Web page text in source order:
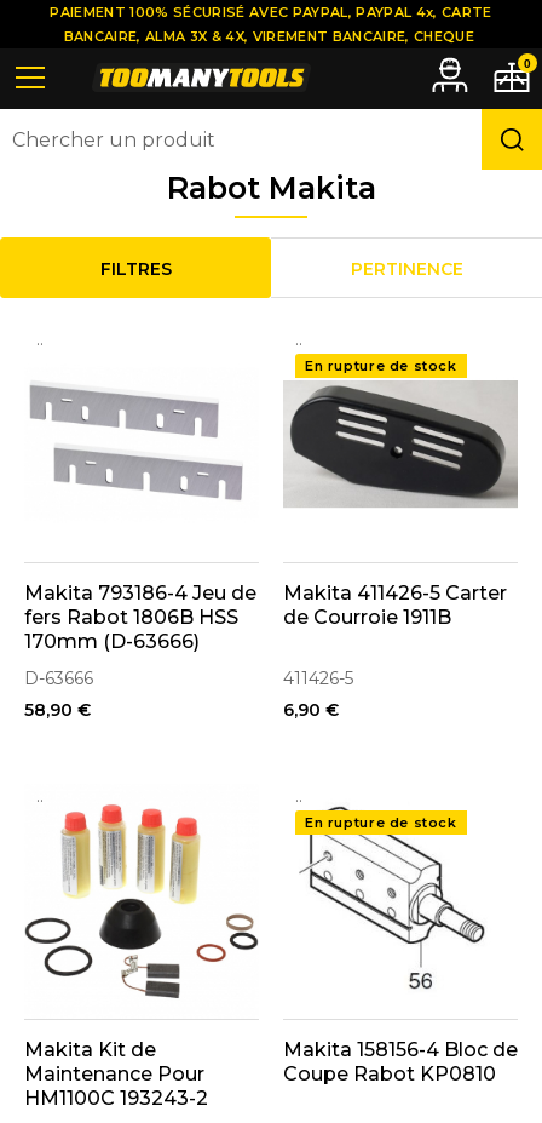
Rabot Makita
FILTRES PERTINENCE
..
Makita 793186-4 Jeu de
fers Rabot 1806B HSS
170mm (D-63666)
D-63666
58,90 €
..
En rupture de stock
Makita 411426-5 Carter
de Courroie 1911B
411426-5
6,90 €
..
Makita Kit de
Maintenance Pour
HM1100C 193243-2
..
En rupture de stock
Makita 158156-4 Bloc de
Coupe Rabot KP0810
PAIEMENT 100% SÉCURISÉ AVEC PAYPAL, PAYPAL 4x, CARTE
BANCAIRE, ALMA 3X & 4X, VIREMENT BANCAIRE, CHEQUE
0